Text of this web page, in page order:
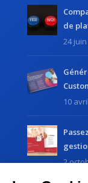
de
24
10
2